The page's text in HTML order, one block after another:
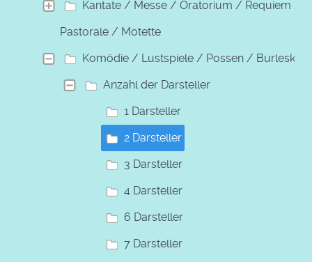
Kantate / Messe / Oratorium / Requiem /
Pastorale / Motette
Komödie / Lustspiele / Possen / Burleske
Anzahl der Darsteller
1 Darsteller
2 Darsteller
3 Darsteller
4 Darsteller
6 Darsteller
7 Darsteller